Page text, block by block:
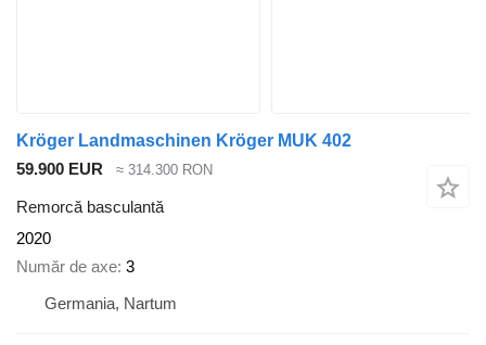
Kröger Landmaschinen Kröger MUK 402
59.900 EUR
≈ 314.300 RON
Remorcă basculantă
2020
Număr de axe 3
Germania, Nartum